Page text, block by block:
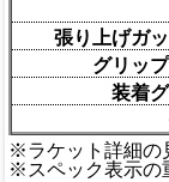
張り上げガ
グリッ
装着
※ラケット詳細の
※スペック表示の